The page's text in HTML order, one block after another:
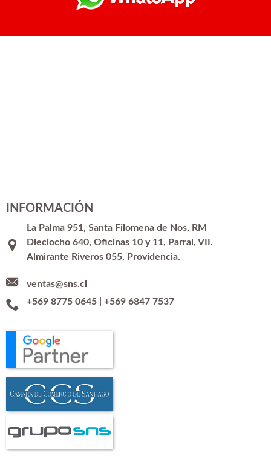
INFORMACIÓN
La Palma 951, Santa Filomena de Nos, RM
Dieciocho 640, Oficinas 10 y 11, Parral, VII.
Almirante Riveros 055, Providencia.
ventas@sns.cl
+569 8775 0645| +569 6847 7537